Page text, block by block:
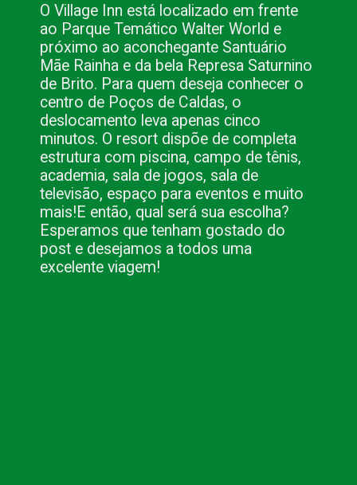
O Village Inn está localizado em frente
ao Parque Temático Walter World e
próximo ao aconchegante Santuário
Mãe Rainha e da bela Represa Saturnino
de Brito. Para quem deseja conhecer o
centro de Poços de Caldas, o
deslocamento leva apenas cinco
minutos. O resort dispõe de completa
estrutura com piscina, campo de tênis,
academia, sala de jogos, sala de
televisão, espaço para eventos e muito
mais!E então, qual será sua escolha?
Esperamos que tenham gostado do
post e desejamos a todos uma
excelente viagem!